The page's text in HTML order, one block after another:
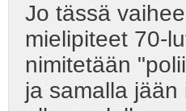
Jo tässä
mielipiteet 70-
nimitetään
ja samalla